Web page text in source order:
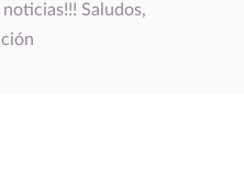
Saludos,